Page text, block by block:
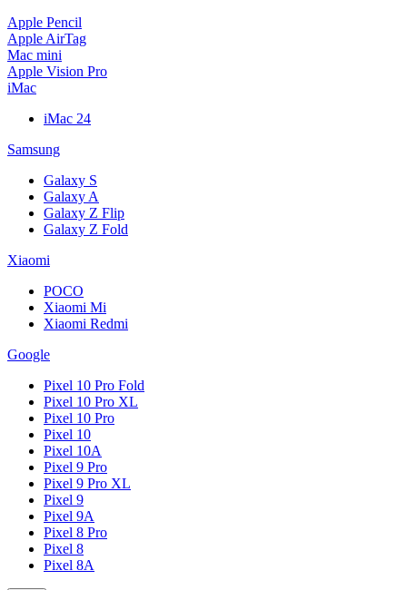
Apple Pencil
Apple AirTag
Mac mini
Apple Vision Pro
iMac
iMac 24
Samsung
Galaxy S
Galaxy A
Galaxy Z Flip
Galaxy Z Fold
Xiaomi
POCO
Xiaomi Mi
Xiaomi Redmi
Google
Pixel 10 Pro Fold
Pixel 10 Pro XL
Pixel 10 Pro
Pixel 10
Pixel 10A
Pixel 9 Pro
Pixel 9 Pro XL
Pixel 9
Pixel 9A
Pixel 8 Pro
Pixel 8
Pixel 8A